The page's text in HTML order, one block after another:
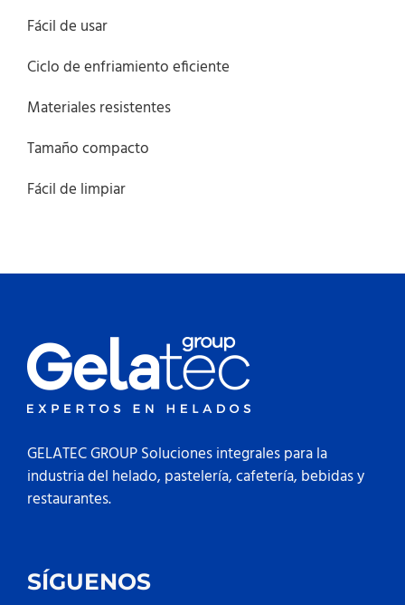
Fácil de usar
Ciclo de enfriamiento eficiente
Materiales resistentes
Tamaño compacto
Fácil de limpiar
GELATEC GROUP Soluciones integrales para la
industria del helado, pastelería, cafetería, bebidas y
restaurantes.
SÍGUENOS